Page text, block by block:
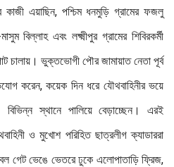
কাজী এয়াছিন, পশ্চিম ধনমুড়ি গ্রামের ফজলু
বিল্লাহ এবং লক্ষ্মীপুর গ্রামের শিবিরকর্মী
চালায়। ভুক্তভোগী পৌর জামায়াত নেতা পূর্ব
করেন, কয়েক দিন ধরে যৌথবাহিনীর ভয়ে
স্থানে পালিয়ে বেড়াচ্ছেন। এরই
ও মুখোশ পরিহিত ছাত্রলীগ ক্যাডাররা
গেট ভেঙে ভেতরে ঢুকে এলোপাতাড়ি ফ্রিজ,